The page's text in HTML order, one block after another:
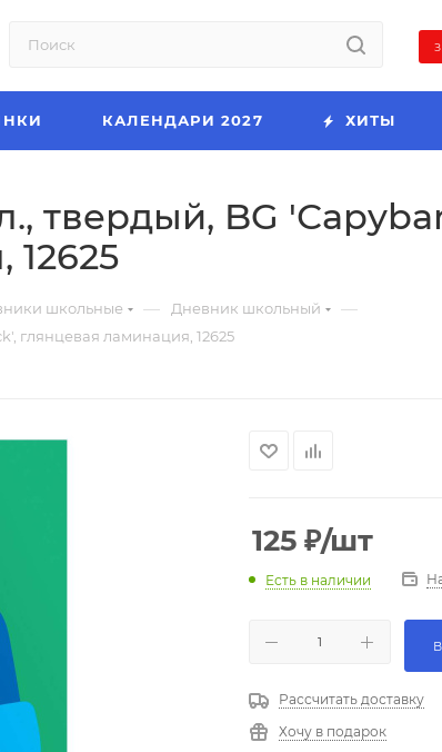
КАЛЕНДАРИ 2027 ХИТЫ
твердый, BG
школьные — Дневник школьный —
глянцевая ламинация, 12625
125 ₽/шт
Есть в наличии
Рассчитать доставку
Хочу в подарок